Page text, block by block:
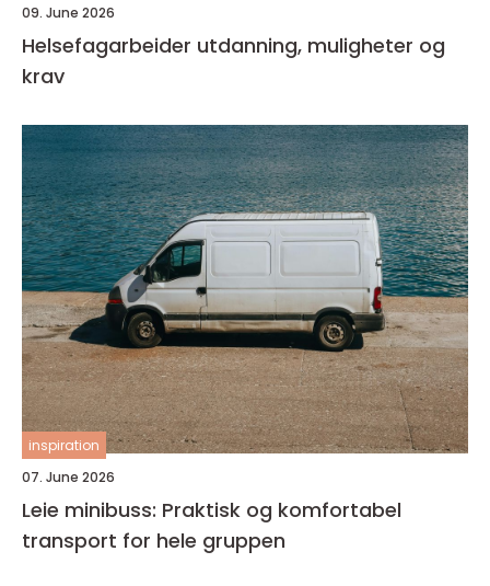
09. June 2026
Helsefagarbeider utdanning, muligheter og
krav
inspiration
07. June 2026
Leie minibuss: Praktisk og komfortabel
transport for hele gruppen